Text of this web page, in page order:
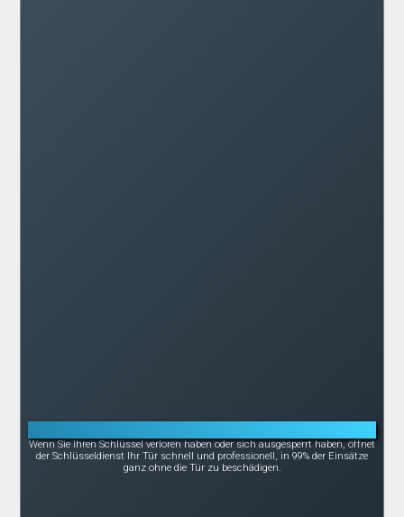
Wenn Sie Ihren Schlüssel verloren haben oder sich ausgesperrt haben, öffnet
der Schlüsseldienst Ihr Tür schnell und professionell, in 99% der Einsätze
ganz ohne die Tür zu beschädigen.